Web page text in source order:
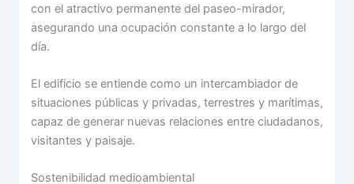
con el atractivo permanente del paseo-mirador,
asegurando una ocupación constante a lo largo del
día.
El edificio se entiende como un intercambiador de
situaciones públicas y privadas, terrestres y marítimas,
capaz de generar nuevas relaciones entre ciudadanos,
visitantes y paisaje.
Sostenibilidad medioambiental